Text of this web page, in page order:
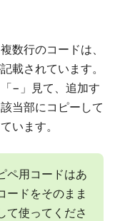
数行のコードは、
載されています。
−」見て、追加す
当部にコピーして
います。
ペ用コードはあ
ードをそのまま
て使ってくださ